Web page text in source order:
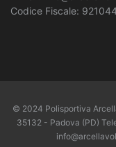
Codice Fiscale:
© 2024 Polisportiva
35132 - Padova (PD)